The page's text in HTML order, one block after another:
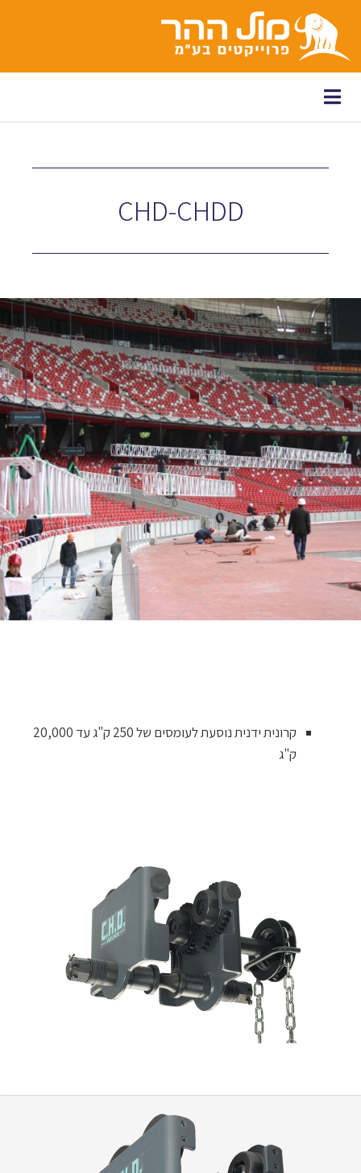
CHD-CHDD
קרונית ידנית נוסעת לעומסים של 250 ק"ג עד 20,000
ק"ג